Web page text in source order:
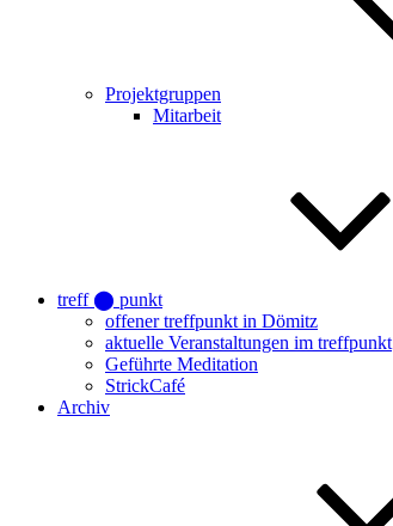
Projektgruppen
Mitarbeit
treff ⬤ punkt
offener treffpunkt in Dömitz
aktuelle Veranstaltungen im treffpunkt
Geführte Meditation
StrickCafé
Archiv